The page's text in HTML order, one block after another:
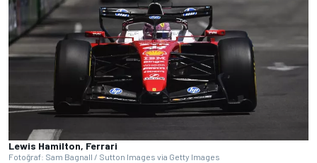
Lewis Hamilton, Ferrari
Fotoğraf: Sam Bagnall / Sutton Images via Getty Images